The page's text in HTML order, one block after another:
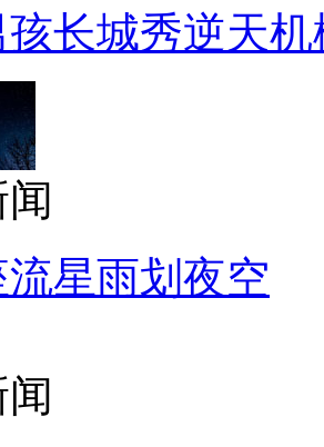
长城秀逆天机
星雨划夜空